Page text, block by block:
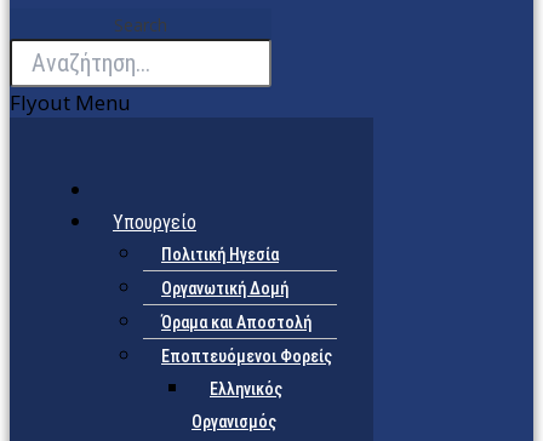
Search
Flyout Menu
Υπουργείο
Πολιτική Ηγεσία
Οργανωτική Δομή
Όραμα και Αποστολή
Εποπτευόμενοι Φορείς
Eλληνικός
Οργανισμός